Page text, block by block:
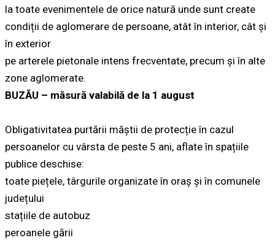
la toate evenimentele de orice natură unde sunt create
condiții de aglomerare de persoane, atât în interior, cât și
în exterior
pe arterele pietonale intens frecventate, precum și în alte
zone aglomerate.
BUZĂU – măsură valabilă de la 1 august
Obligativitatea purtării măştii de protecție în cazul
persoanelor cu vârsta de peste 5 ani, aflate în spațiile
publice deschise:
toate piețele, târgurile organizate în oraș și în comunele
județului
stațiile de autobuz
peroanele gării